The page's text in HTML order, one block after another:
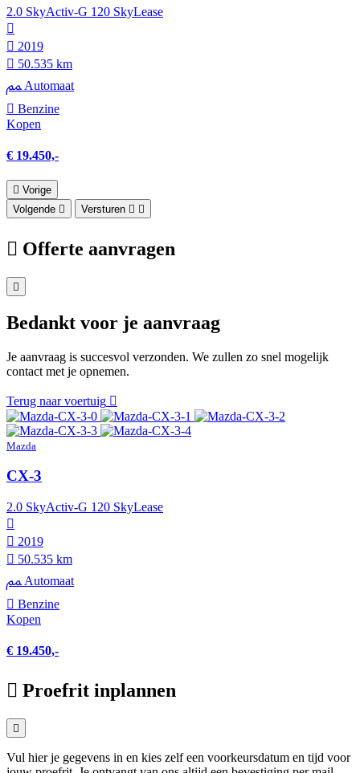
2.0 SkyActiv-G 120 SkyLease
2019
50.535 km
Automaat
Benzine
Kopen
€ 19.450,-
Vorige
Volgende
Versturen
Offerte aanvragen
Bedankt voor je aanvraag
Je aanvraag is succesvol verzonden. We zullen zo snel mogelijk
contact met je opnemen.
Terug naar voertuig
Mazda
CX-3
2.0 SkyActiv-G 120 SkyLease
2019
50.535 km
Automaat
Benzine
Kopen
€ 19.450,-
Proefrit inplannen
Vul hier je gegevens in en kies zelf een voorkeursdatum en tijd voor